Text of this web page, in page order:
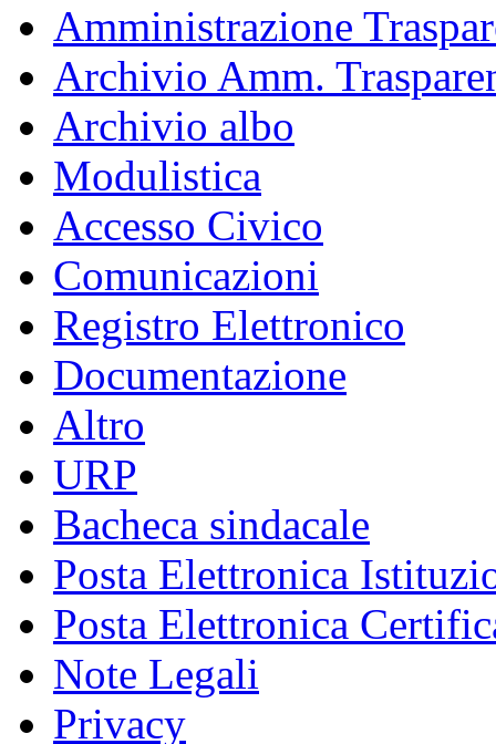
Amministrazione
Archivio Amm.
Archivio albo
Modulistica
Accesso Civico
Comunicazioni
Registro Elettronico
Documentazione
Altro
URP
Bacheca sindacale
Posta Elettronica
Posta Elettronica
Note Legali
Privacy